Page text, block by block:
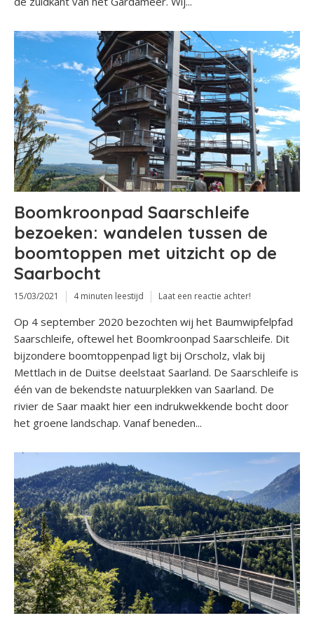
Boomkroonpad Saarschleife
bezoeken: wandelen tussen de
boomtoppen met uitzicht op de
Saarbocht
15/03/2021 4 minuten leestijd Laat een reactie achter!
Op 4 september 2020 bezochten wij het Baumwipfelpfad
Saarschleife, oftewel het Boomkroonpad Saarschleife. Dit
bijzondere boomtoppenpad ligt bij Orscholz, vlak bij
Mettlach in de Duitse deelstaat Saarland. De Saarschleife is
één van de bekendste natuurplekken van Saarland. De
rivier de Saar maakt hier een indrukwekkende bocht door
het groene landschap. Vanaf beneden...